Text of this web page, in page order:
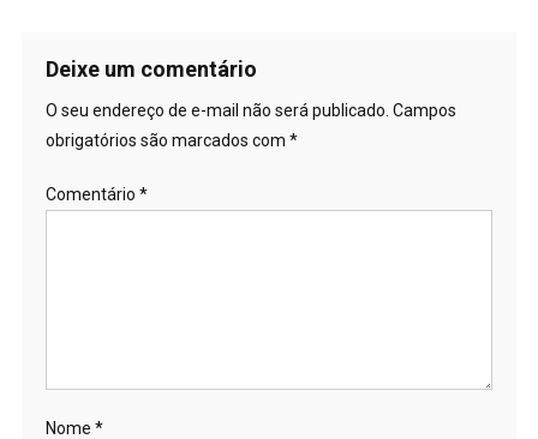
Post
Deixe um comentário
O seu endereço de e-mail não será publicado. Campos
obrigatórios são marcados com *
Comentário *
Nome *